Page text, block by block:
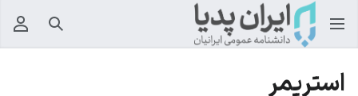
جستجو
استریمر